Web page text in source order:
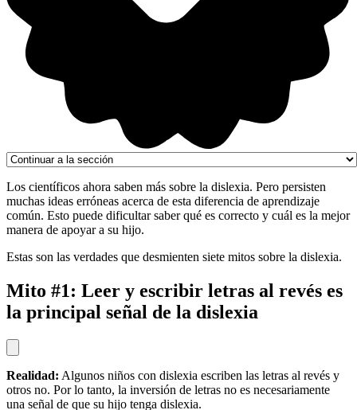
Los científicos ahora saben más sobre la dislexia. Pero persisten
muchas ideas erróneas acerca de esta diferencia de aprendizaje
común. Esto puede dificultar saber qué es correcto y cuál es la mejor
manera de apoyar a su hijo.
Estas son las verdades que desmienten siete mitos sobre la dislexia.
Mito #1: Leer y escribir letras al revés es
la principal señal de la dislexia
Realidad: Algunos niños con dislexia escriben las letras al revés y
otros no. Por lo tanto, la inversión de letras no es necesariamente
una señal de que su hijo tenga dislexia.